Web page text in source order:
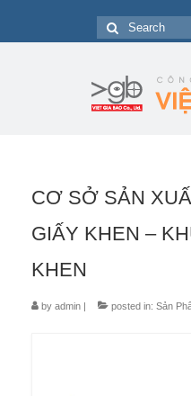
Search
for:
CƠ SỞ SẢN
GIẤY KHEN –
KHEN
by admin | posted in: Sản